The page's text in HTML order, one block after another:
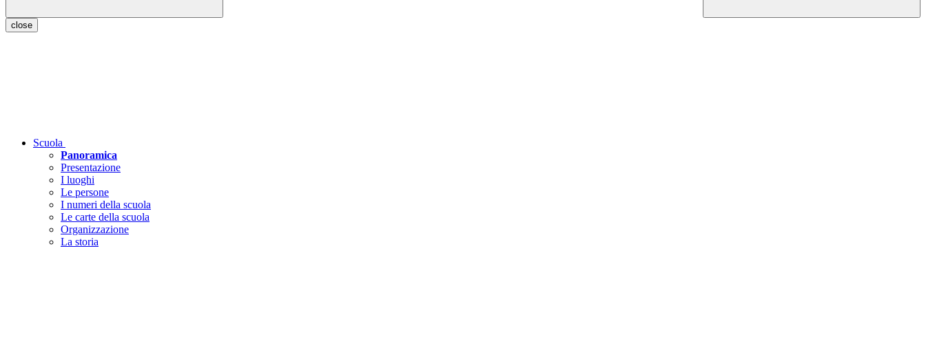
close
Scuola
Panoramica
Presentazione
I luoghi
Le persone
I numeri della scuola
Le carte della scuola
Organizzazione
La storia